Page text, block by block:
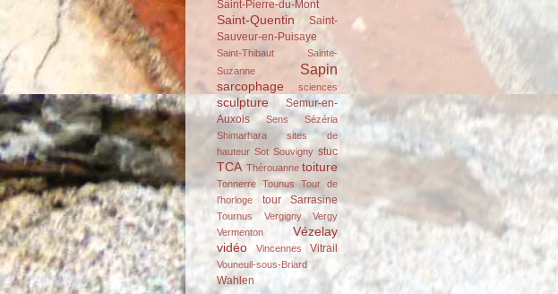
Saint-Pierre-du-Mont
Saint-Quentin
Saint-
Sauveur-en-Puisaye
Saint-Thibaut
Sainte-
Suzanne
Sapin
sarcophage sciences
sculpture
Semur-en-
Auxois
Sens
Sézéria
Shimarhara
sites de
hauteur Sot Souvigny stuc
TCA Thérouanne toiture
Tonnerre Tounus Tour de
l'horloge
tour Sarrasine
Tournus Vergigny
Vergy
Vermenton
Vézelay
vidéo
Vincennes Vitrail
Vouneuil-sous-Briard
Wahlen